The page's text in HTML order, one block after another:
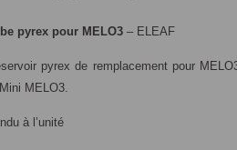
pyrex pour MELO3 – ELEAF
pyrex de remplacement pour
MELO3.
à l’unité